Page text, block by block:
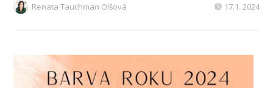
Renata Tauchman Olšová 17.1. 2024